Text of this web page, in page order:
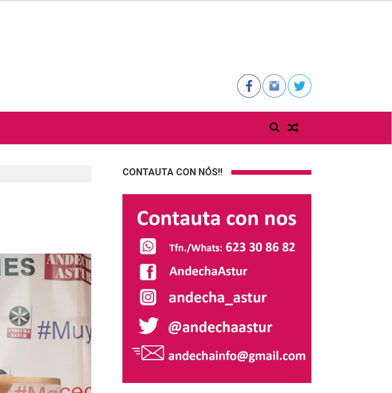
CONTAUTA CON NÓS!!